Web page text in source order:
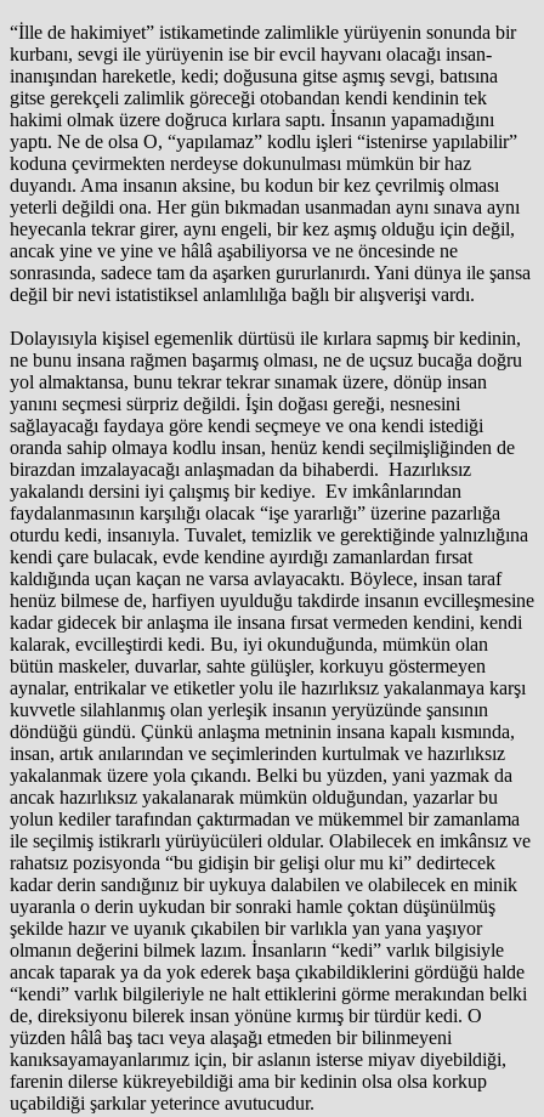
“İlle de hakimiyet” istikametinde zalimlikle yürüyenin sonunda bir
kurbanı, sevgi ile yürüyenin ise bir evcil hayvanı olacağı insan­
inanışından hareketle, kedi; doğusuna gitse aşmış sevgi, batısına
gitse gerekçeli zalimlik göreceği otobandan kendi kendinin tek
hakimi olmak üzere doğruca kırlara saptı. İnsanın yapamadığını
yaptı. Ne de olsa O, “yapılamaz” kodlu işleri “istenirse yapılabilir”
koduna çevirmekten nerdeyse dokunulması mümkün bir haz
duyandı. Ama insanın aksine, bu kodun bir kez çevrilmiş olması
yeterli değildi ona. Her gün bıkmadan usanmadan aynı sınava aynı
heyecanla tekrar girer, aynı engeli, bir kez aşmış olduğu için değil,
ancak yine ve yine ve hâlâ aşabiliyorsa ve ne öncesinde ne
sonrasında, sadece tam da aşarken gururlanırdı. Yani dünya ile şansa
değil bir nevi istatistiksel anlamlılığa bağlı bir alışverişi vardı.
Dolayısıyla kişisel egemenlik dürtüsü ile kırlara sapmış bir kedinin,
ne bunu insana rağmen başarmış olması, ne de uçsuz bucağa doğru
yol almaktansa, bunu tekrar tekrar sınamak üzere, dönüp insan
yanını seçmesi sürpriz değildi. İşin doğası gereği, nesnesini
sağlayacağı faydaya göre kendi seçmeye ve ona kendi istediği
oranda sahip olmaya kodlu insan, henüz kendi seçilmişliğinden de
birazdan imzalayacağı anlaşmadan da bihaberdi. Hazırlıksız
yakalandı dersini iyi çalışmış bir kediye. Ev imkânlarından
faydalanmasının karşılığı olacak “işe yararlığı” üzerine pazarlığa
oturdu kedi, insanıyla. Tuvalet, temizlik ve gerektiğinde yalnızlığına
kendi çare bulacak, evde kendine ayırdığı zamanlardan fırsat
kaldığında uçan kaçan ne varsa avlayacaktı. Böylece, insan taraf
henüz bilmese de, harfiyen uyulduğu takdirde insanın evcilleşmesine
kadar gidecek bir anlaşma ile insana fırsat vermeden kendini, kendi
kalarak, evcilleştirdi kedi. Bu, iyi okunduğunda, mümkün olan
bütün maskeler, duvarlar, sahte gülüşler, korkuyu göstermeyen
aynalar, entrikalar ve etiketler yolu ile hazırlıksız yakalanmaya karşı
kuvvetle silahlanmış olan yerleşik insanın yeryüzünde şansının
döndüğü gündü. Çünkü anlaşma metninin insana kapalı kısmında,
insan, artık anılarından ve seçimlerinden kurtulmak ve hazırlıksız
yakalanmak üzere yola çıkandı. Belki bu yüzden, yani yazmak da
ancak hazırlıksız yakalanarak mümkün olduğundan, yazarlar bu
yolun kediler tarafından çaktırmadan ve mükemmel bir zamanlama
ile seçilmiş istikrarlı yürüyücüleri oldular. Olabilecek en imkânsız ve
rahatsız pozisyonda “bu gidişin bir gelişi olur mu ki” dedirtecek
kadar derin sandığınız bir uykuya dalabilen ve olabilecek en minik
uyaranla o derin uykudan bir sonraki hamle çoktan düşünülmüş
şekilde hazır ve uyanık çıkabilen bir varlıkla yan yana yaşıyor
olmanın değerini bilmek lazım. İnsanların “kedi” varlık bilgisiyle
ancak taparak ya da yok ederek başa çıkabildiklerini gördüğü halde
“kendi” varlık bilgileriyle ne halt ettiklerini görme merakından belki
de, direksiyonu bilerek insan yönüne kırmış bir türdür kedi. O
yüzden hâlâ baş tacı veya alaşağı etmeden bir bilinmeyeni
kanıksayamayanlarımız için, bir aslanın isterse miyav diyebildiği,
farenin dilerse kükreyebildiği ama bir kedinin olsa olsa korkup
uçabildiği şarkılar yeterince avutucudur.